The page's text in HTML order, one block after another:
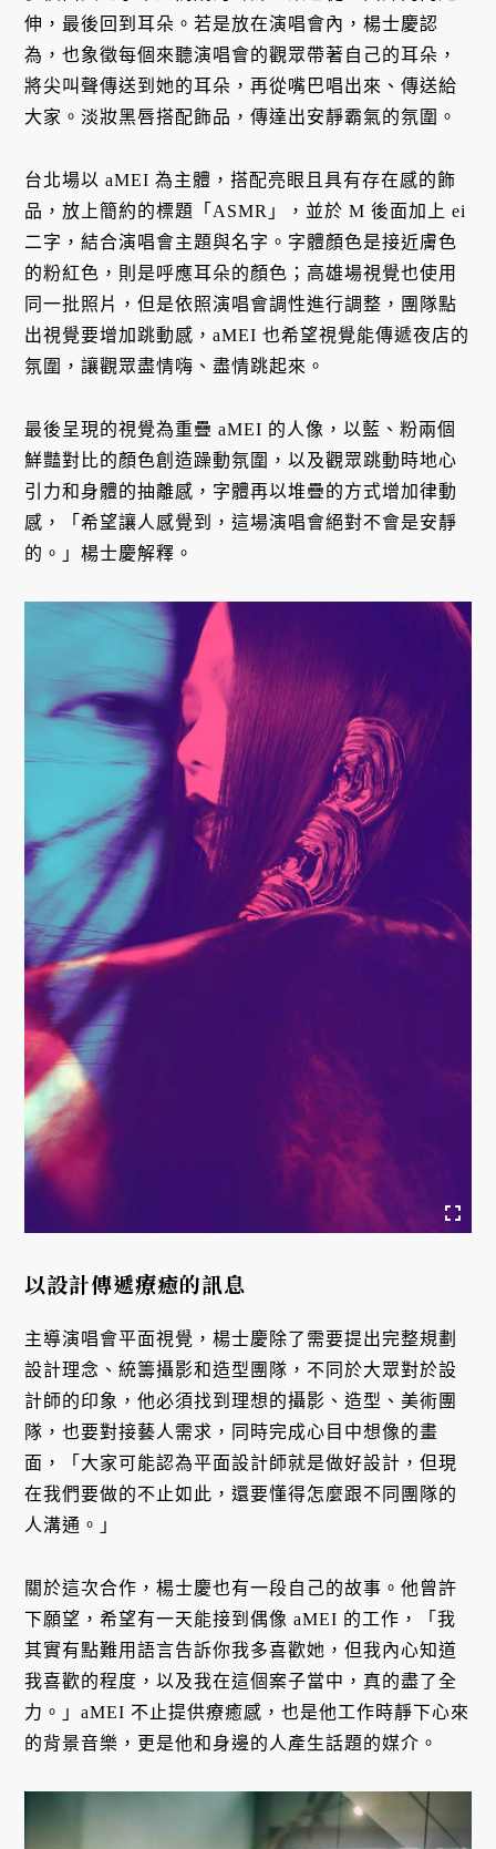
伸，最後回到耳朵。若是放在演唱會內，楊士慶認
為，也象徵每個來聽演唱會的觀眾帶著自己的耳朵，
將尖叫聲傳送到她的耳朵，再從嘴巴唱出來、傳送給
大家。淡妝黑唇搭配飾品，傳達出安靜霸氣的氛圍。
台北場以 aMEI 為主體，搭配亮眼且具有存在感的飾
品，放上簡約的標題「ASMR」，並於 M 後面加上 ei
二字，結合演唱會主題與名字。字體顏色是接近膚色
的粉紅色，則是呼應耳朵的顏色；高雄場視覺也使用
同一批照片，但是依照演唱會調性進行調整，團隊點
出視覺要增加跳動感，aMEI 也希望視覺能傳遞夜店的
氛圍，讓觀眾盡情嗨、盡情跳起來。
最後呈現的視覺為重疊 aMEI 的人像，以藍、粉兩個
鮮豔對比的顏色創造躁動氛圍，以及觀眾跳動時地心
引力和身體的抽離感，字體再以堆疊的方式增加律動
感，「希望讓人感覺到，這場演唱會絕對不會是安靜
的。」楊士慶解釋。
以設計傳遞療癒的訊息
主導演唱會平面視覺，楊士慶除了需要提出完整規劃
設計理念、統籌攝影和造型團隊，不同於大眾對於設
計師的印象，他必須找到理想的攝影、造型、美術團
隊，也要對接藝人需求，同時完成心目中想像的畫
面，「大家可能認為平面設計師就是做好設計，但現
在我們要做的不止如此，還要懂得怎麼跟不同團隊的
人溝通。」
關於這次合作，楊士慶也有一段自己的故事。他曾許
下願望，希望有一天能接到偶像 aMEI 的工作，「我
其實有點難用語言告訴你我多喜歡她，但我內心知道
我喜歡的程度，以及我在這個案子當中，真的盡了全
力。」aMEI 不止提供療癒感，也是他工作時靜下心來
的背景音樂，更是他和身邊的人產生話題的媒介。